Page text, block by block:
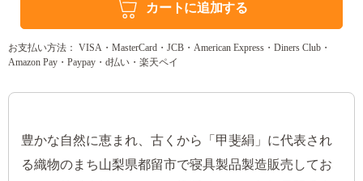
カートに追加する
お支払い方法： VISA・MasterCard・JCB・American Express・Diners Club・
Amazon Pay・Paypay・d払い・楽天ペイ
豊かな自然に恵まれ、古くから「甲斐絹」に代表され
る織物のまち山梨県都留市で寝具製品製造販売してお